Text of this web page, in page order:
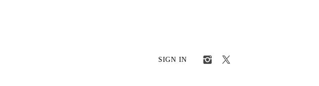
SIGN IN